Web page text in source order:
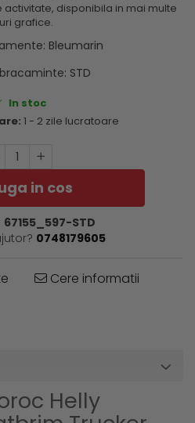
disponibila in mai multe
grafice.
: Bleumarin
: STD
In stoc
1 - 2 zile lucratoare
in cos
67155_597-STD
0748179605
Cere informatii
Helly